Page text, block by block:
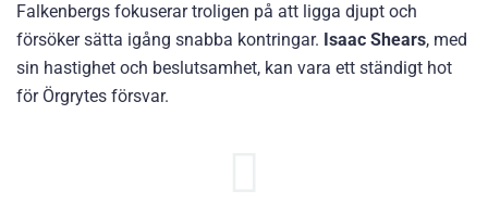
Falkenbergs fokuserar troligen på att ligga djupt och
försöker sätta igång snabba kontringar. Isaac Shears, med
sin hastighet och beslutsamhet, kan vara ett ständigt hot
för Örgrytes försvar.